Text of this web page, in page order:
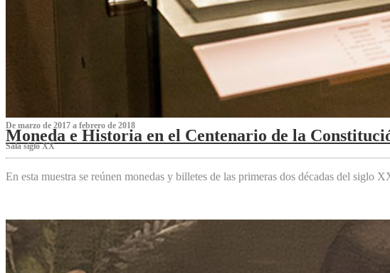
De marzo de 2017 a febrero de 2018
Moneda e Historia en el Centenario de la
Sala siglo XX
En esta muestra se reúnen monedas y billetes de las primeras dos décadas del siglo